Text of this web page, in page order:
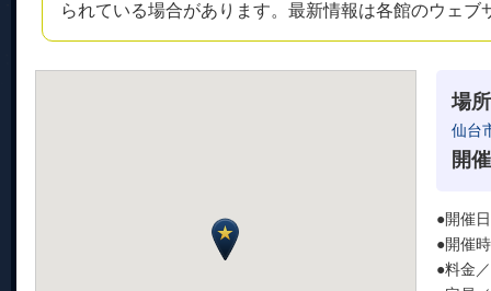
られている場合があります。最新情報は各館のウェ
場所
仙台
開
●開催
●開催
●料金